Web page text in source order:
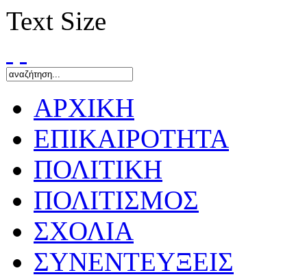
Text Size
ΑΡΧΙΚΗ
ΕΠΙΚΑΙΡΟΤΗΤΑ
ΠΟΛΙΤΙΚΗ
ΠΟΛΙΤΙΣΜΟΣ
ΣΧΟΛΙΑ
ΣΥΝΕΝΤΕΥΞΕΙΣ